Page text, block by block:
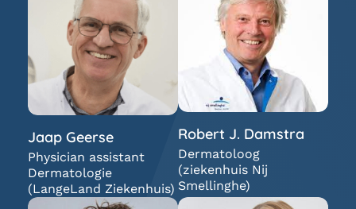
Jaap Geerse
Physician assistant
Dermatologie
(LangeLand Ziekenhuis)
Robert J. Damstra
Dermatoloog
(ziekenhuis Nij
Smellinghe)